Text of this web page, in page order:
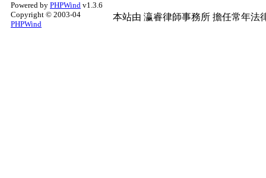
Powered by PHPWind v1.3.6
Copyright © 2003-04
PHPWind
本站由 瀛睿律師事務所 擔任常年法